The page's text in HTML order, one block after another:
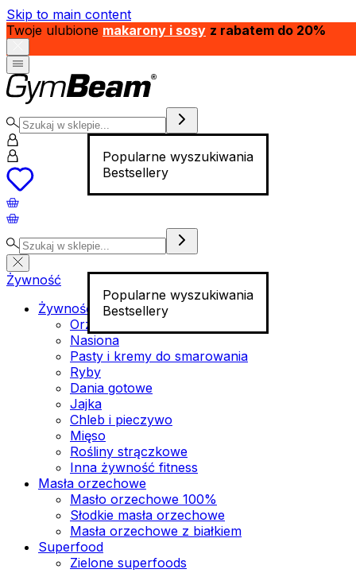
Skip to main content
Twoje ulubione makarony i sosy z rabatem do 20%
Popularne wyszukiwania
Bestsellery
Popularne wyszukiwania
Bestsellery
Żywność
Żywność funkcjonalna
Orzechy
Nasiona
Pasty i kremy do smarowania
Ryby
Dania gotowe
Jajka
Chleb i pieczywo
Mięso
Rośliny strączkowe
Inna żywność fitness
Masła orzechowe
Masło orzechowe 100%
Słodkie masła orzechowe
Masła orzechowe z białkiem
Superfood
Zielone superfoods